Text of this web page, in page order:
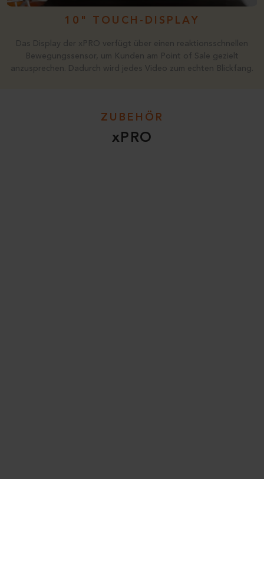
10" TOUCH-DISPLAY
Das Display der xPRO verfügt über einen reaktionsschnellen
Bewegungssensor, um Kunden am Point of Sale gezielt
anzusprechen. Dadurch wird jedes Video zum echten Blickfang.
ZUBEHÖR
xPRO